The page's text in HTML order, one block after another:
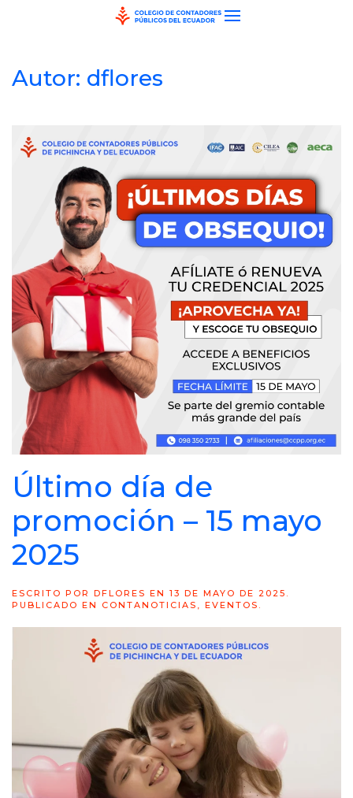
Autor: dflores
Último día de
promoción – 15 mayo
2025
ESCRITO POR DFLORES EN 13 DE MAYO DE 2025 .
PUBLICADO EN CONTANOTICIAS , EVENTOS .